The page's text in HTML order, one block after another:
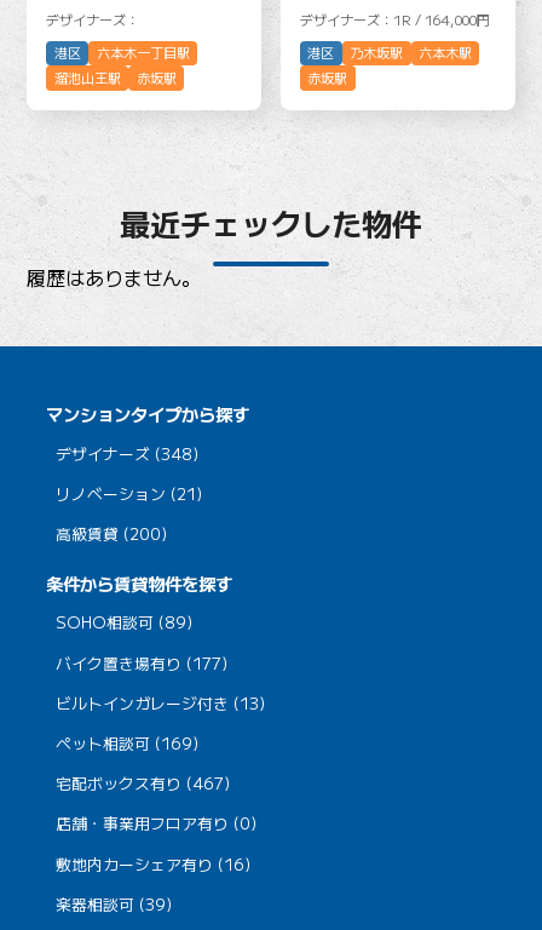
デザイナーズ：
港区
六本木一丁目駅
溜池山王駅
赤坂駅
デザイナーズ：1R / 164,000円
港区
乃木坂駅
六本木駅
赤坂駅
最近チェックした物件
履歴はありません。
マンションタイプから探す
デザイナーズ (348)
リノベーション (21)
高級賃貸 (200)
条件から賃貸物件を探す
SOHO相談可 (89)
バイク置き場有り (177)
ビルトインガレージ付き (13)
ペット相談可 (169)
宅配ボックス有り (467)
店舗・事業用フロア有り (0)
敷地内カーシェア有り (16)
楽器相談可 (39)